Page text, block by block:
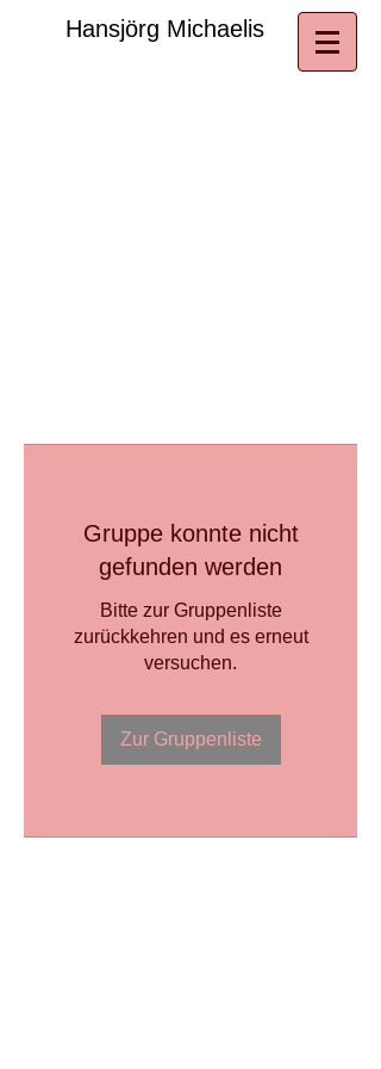
​Hansjörg Michaelis
Gruppe konnte nicht
gefunden werden
Bitte zur Gruppenliste
zurückkehren und es erneut
versuchen.
Zur Gruppenliste